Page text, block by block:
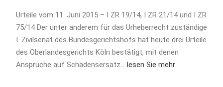
Urteile vom 11. Juni 2015 – I ZR 19/14, I ZR 21/14 und I ZR
75/14 Der unter anderem für das Urheberrecht zuständige
I. Zivilsenat des Bundesgerichtshofs hat heute drei Urteile
des Oberlandesgerichts Köln bestätigt, mit denen
Ansprüche auf Schadensersatz… lesen Sie mehr